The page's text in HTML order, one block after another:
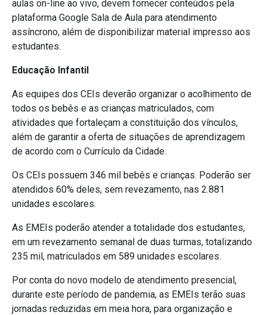
aulas on-line ao vivo, devem fornecer conteúdos pela
plataforma Google Sala de Aula para atendimento
assíncrono, além de disponibilizar material impresso aos
estudantes.
Educação Infantil
As equipes dos CEIs deverão organizar o acolhimento de
todos os bebês e as crianças matriculados, com
atividades que fortaleçam a constituição dos vínculos,
além de garantir a oferta de situações de aprendizagem
de acordo com o Currículo da Cidade.
Os CEIs possuem 346 mil bebês e crianças. Poderão ser
atendidos 60% deles, sem revezamento, nas 2.881
unidades escolares.
As EMEIs poderão atender a totalidade dos estudantes,
em um revezamento semanal de duas turmas, totalizando
235 mil, matriculados em 589 unidades escolares.
Por conta do novo modelo de atendimento presencial,
durante este período de pandemia, as EMEIs terão suas
jornadas reduzidas em meia hora, para organização e